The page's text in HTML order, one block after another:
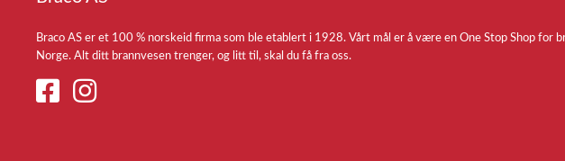
Braco AS er et 100 % norskeid firma som ble etablert i 1928. Vårt mål er å være en One Stop Shop for
Norge. Alt ditt brannvesen trenger, og litt til, skal du få fra oss.